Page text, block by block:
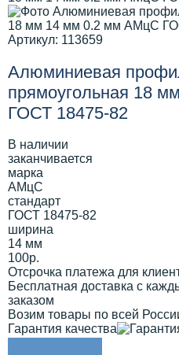
Артикул: 113659
Алюминиевая
прямоугольная 18
ГОСТ 18475-82
В наличии
заканчивается
марка
АМцС
стандарт
ГОСТ 18475-82
ширина
14 мм
100р.
Отсрочка платежа для
Бесплатная доставка с
заказом
Возим товары по всей
Гарантия качества